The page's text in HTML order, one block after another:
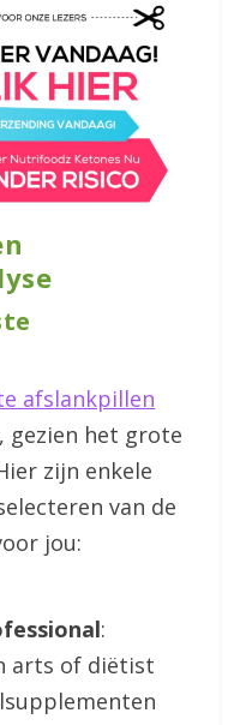
afslankpillen
gezien het grote
zijn enkele
van de
jou:
:
arts of diëtist